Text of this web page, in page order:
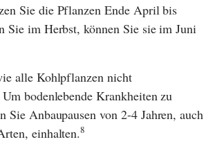
Sie die Pflanzen Ende April bis
Sie im Herbst, können Sie sie im Juni
alle Kohlpflanzen nicht
bodenlebende Krankheiten zu
Sie Anbaupausen von 2-4 Jahren, auch
einhalten.8